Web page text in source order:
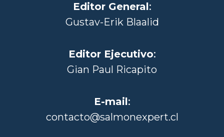
Editor General:
Gustav-Erik Blaalid
Editor Ejecutivo:
Gian Paul Ricapito
E-mail:
contacto@salmonexpert.cl